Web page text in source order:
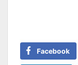
Facebook